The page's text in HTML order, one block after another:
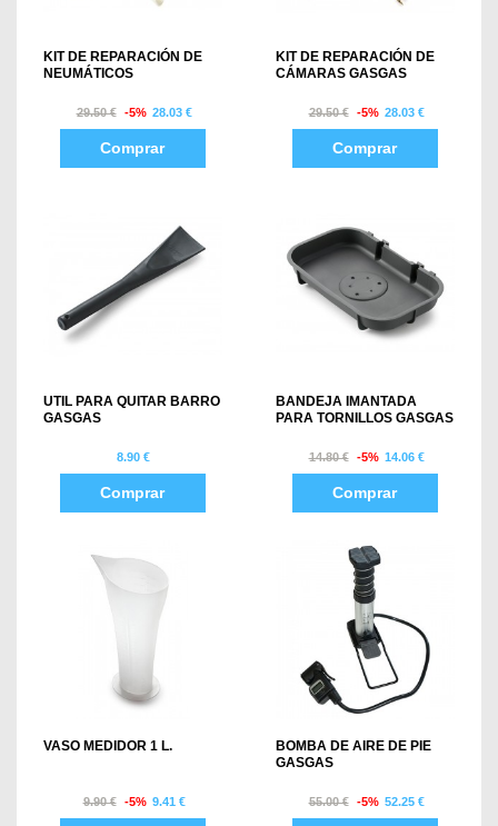
KIT DE REPARACIÓN DE
NEUMÁTICOS
29.50 € -5% 28.03 €
Comprar
KIT DE REPARACIÓN DE
CÁMARAS GASGAS
29.50 € -5% 28.03 €
Comprar
UTIL PARA QUITAR BARRO
GASGAS
8.90 €
Comprar
BANDEJA IMANTADA
PARA TORNILLOS GASGAS
14.80 € -5% 14.06 €
Comprar
VASO MEDIDOR 1 L.
9.90 € -5% 9.41 €
BOMBA DE AIRE DE PIE
GASGAS
55.00 € -5% 52.25 €